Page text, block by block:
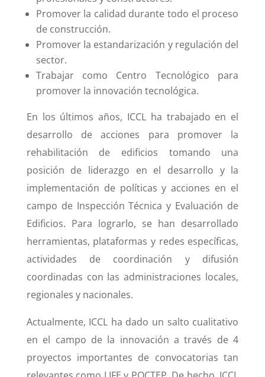
Promover la calidad durante todo el proceso
de construcción.
Promover la estandarización y regulación del
sector.
Trabajar como Centro Tecnológico para
promover la innovación tecnológica.
En los últimos años, ICCL ha trabajado en el
desarrollo de acciones para promover la
rehabilitación de edificios tomando una
posición de liderazgo en el desarrollo y la
implementación de políticas y acciones en el
campo de Inspección Técnica y Evaluación de
Edificios. Para lograrlo, se han desarrollado
herramientas, plataformas y redes específicas,
actividades de coordinación y difusión
coordinadas con las administraciones locales,
regionales y nacionales.
Actualmente, ICCL ha dado un salto cualitativo
en el campo de la innovación a través de 4
proyectos importantes de convocatorias tan